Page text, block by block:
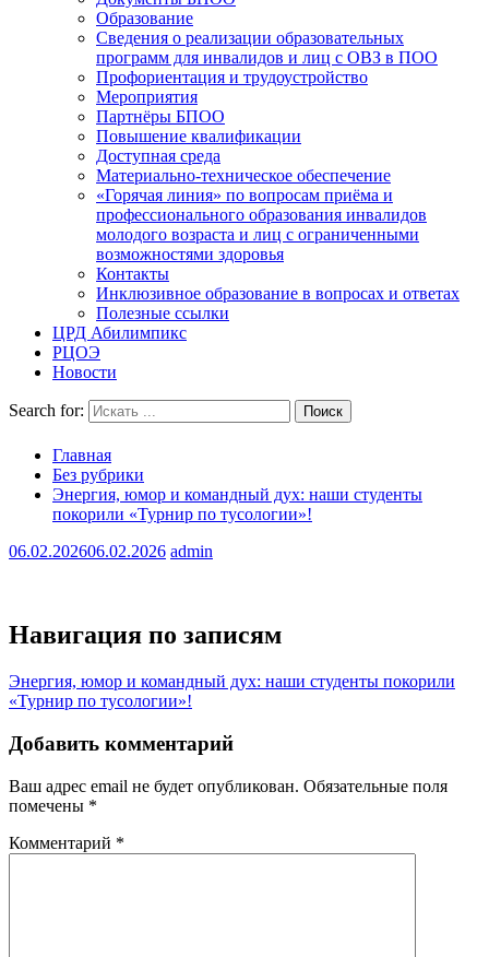
Образование
Сведения о реализации образовательных
программ для инвалидов и лиц с ОВЗ в ПОО
Профориентация и трудоустройство
Мероприятия
Партнёры БПОО
Повышение квалификации
Доступная среда
Материально-техническое обеспечение
«Горячая линия» по вопросам приёма и
профессионального образования инвалидов
молодого возраста и лиц с ограниченными
возможностями здоровья
Контакты
Инклюзивное образование в вопросах и ответах
Полезные ссылки
ЦРД Абилимпикс
РЦОЭ
Новости
Search for:
Главная
Без рубрики
Энергия, юмор и командный дух: наши студенты
покорили «Турнир по тусологии»!
06.02.202606.02.2026 admin
Навигация по записям
Энергия, юмор и командный дух: наши студенты покорили
«Турнир по тусологии»!
Добавить комментарий
Ваш адрес email не будет опубликован. Обязательные поля
помечены *
Комментарий *